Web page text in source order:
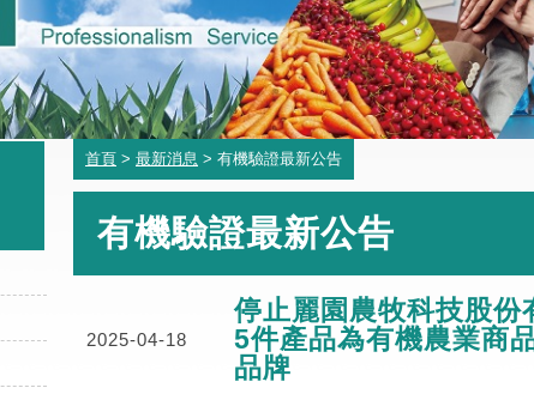
首頁 > 最新消息 > 有機驗證最新公告
有機驗證最新公告
2025-04-18
停止麗園農牧科技股份
5件產品為有機農業商
品牌